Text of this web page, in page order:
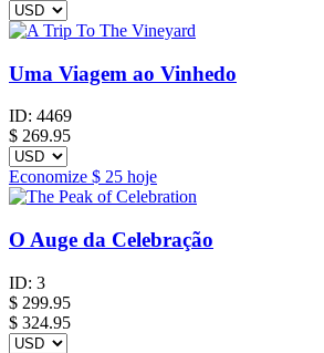
Uma Viagem ao Vinhedo
ID: 4469
$ 269.95
Economize $ 25 hoje
O Auge da Celebração
ID: 3
$ 299.95
$ 324.95